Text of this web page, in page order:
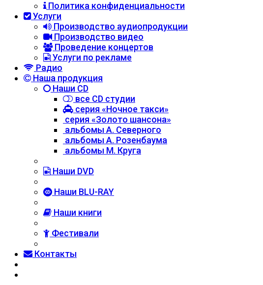
Политика конфиденциальности
Услуги
Производство аудиопродукции
Производство видео
Проведение концертов
Услуги по рекламе
Радио
Наша продукция
Наши CD
все CD студии
серия «Ночное такси»
серия «Золото шансона»
альбомы А. Северного
альбомы А. Розенбаума
альбомы М. Круга
Наши DVD
Наши BLU-RAY
Наши книги
Фестивали
Контакты